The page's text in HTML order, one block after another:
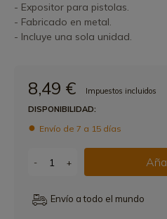
- Expositor para pistolas.
- Fabricado en metal.
- Incluye una sola unidad.
8,49 €
Impuestos incluidos
DISPONIBILIDAD:
Envío de 7 a 15 días
- +
Envío a todo el mundo